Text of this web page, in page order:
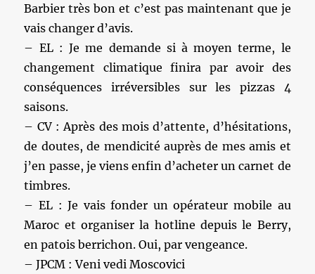
Barbier très bon et c’est pas maintenant que je
vais changer d’avis.
– EL : Je me demande si à moyen terme, le
changement climatique finira par avoir des
conséquences irréversibles sur les pizzas 4
saisons.
– CV : Après des mois d’attente, d’hésitations,
de doutes, de mendicité auprès de mes amis et
j’en passe, je viens enfin d’acheter un carnet de
timbres.
– EL : Je vais fonder un opérateur mobile au
Maroc et organiser la hotline depuis le Berry,
en patois berrichon. Oui, par vengeance.
– JPCM : Veni vedi Moscovici